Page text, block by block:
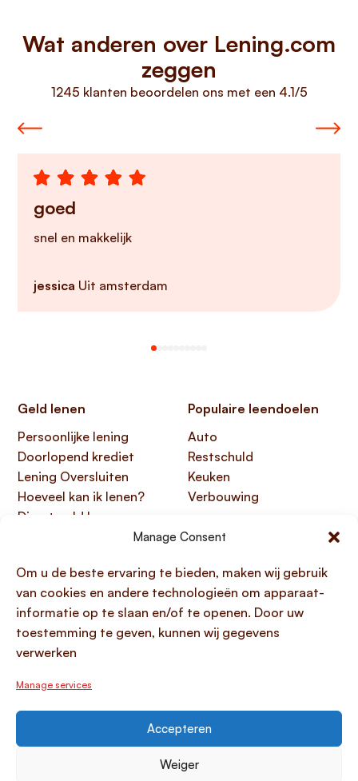
Manage Consent
Om u de beste ervaring te bieden, maken wij gebruik
van cookies en andere technologieën om apparaat-
informatie op te slaan en/of te openen. Door uw
toestemming te geven, kunnen wij gegevens
verwerken
Manage services
Accepteren
Weiger
Wat anderen over Lening.com
zeggen
1245 klanten beoordelen ons met een 4.1/5
goed
snel en makkelijk
jessica Uit amsterdam
Geld lenen
Persoonlijke lening
Doorlopend krediet
Lening Oversluiten
Hoeveel kan ik lenen?
Direct geld lenen
Populaire leendoelen
Auto
Restschuld
Keuken
Verbouwing
Over ons
Klantenservice
Kennisbank
HTML sitemap
Toegankelijkheidsverklaring
Papendorpseweg 99,
3528 BJ Utrecht
KvK 76100200
AFM 12047091
© 1996 - 2026 Lening.com